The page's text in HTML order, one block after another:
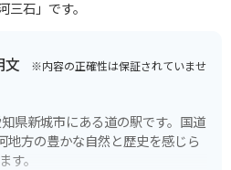
石」です。
文 ※内容の正確性は保証されていませ
県新城市にある道の駅です。国道
地方の豊かな自然と歴史を感じら
す。